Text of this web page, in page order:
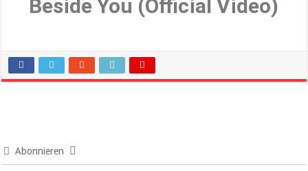
Beside You (Official Video)
Abonnieren